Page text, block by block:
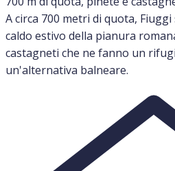
A circa 700 metri di quota,
caldo estivo della pianura
castagneti che ne fanno un
un'alternativa balneare.